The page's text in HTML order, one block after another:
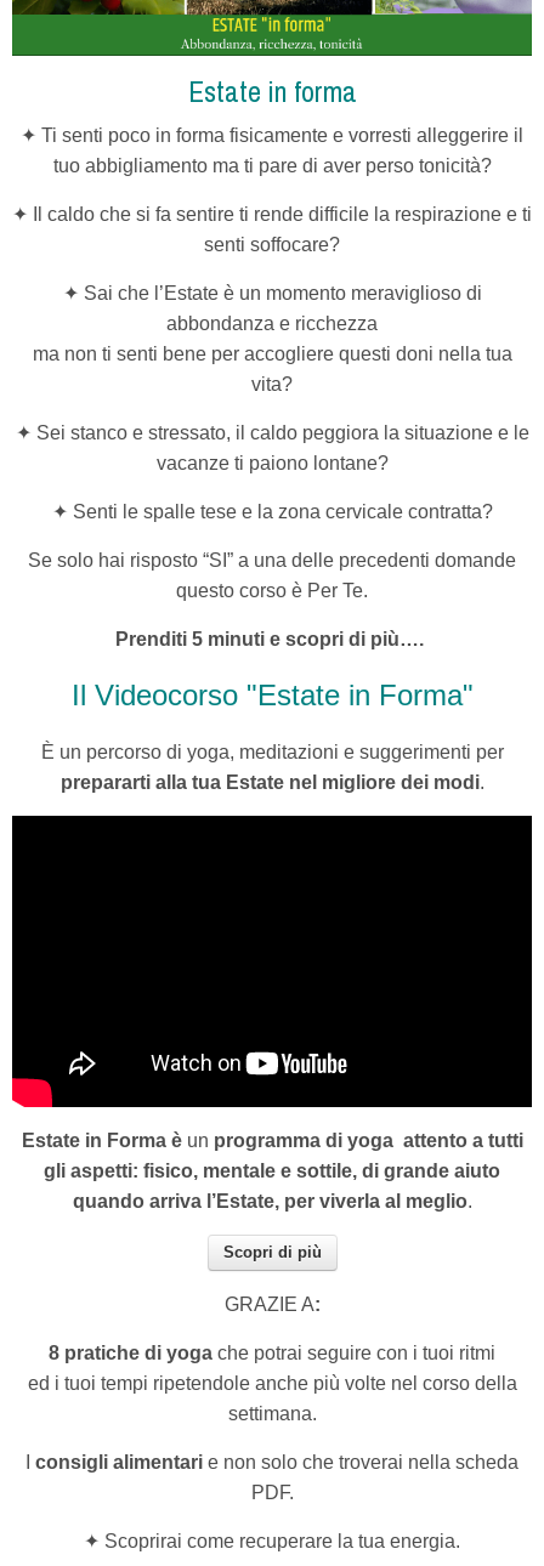
Estate in forma
✦ Ti senti poco in forma fisicamente e vorresti alleggerire il
tuo abbigliamento ma ti pare di aver perso tonicità?
✦ Il caldo che si fa sentire ti rende difficile la respirazione e ti
senti soffocare?
✦ Sai che l’Estate è un momento meraviglioso di
abbondanza e ricchezza
ma non ti senti bene per accogliere questi doni nella tua
vita?
✦ Sei stanco e stressato, il caldo peggiora la situazione e le
vacanze ti paiono lontane?
✦ Senti le spalle tese e la zona cervicale contratta?
Se solo hai risposto “SI” a una delle precedenti domande
questo corso è Per Te.
Prenditi 5 minuti e scopri di più….
Il Videocorso "Estate in Forma"
È un percorso di yoga, meditazioni e suggerimenti per
prepararti alla tua Estate nel migliore dei modi.
Estate in Forma èun programma di yoga attento a tutti
gli aspetti: fisico, mentale e sottile, di grande aiuto
quando arriva l’Estate, per viverla al meglio.
Scopri di più
GRAZIE A:
8 pratiche di yoga che potrai seguire con i tuoi ritmi
ed i tuoi tempi ripetendole anche più volte nel corso della
settimana.
consigli alimentari e non solo che troverai nella scheda
PDF.
✦ Scoprirai come recuperare la tua energia.